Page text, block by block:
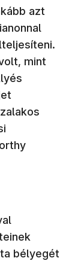
azt
mint
bélyegét